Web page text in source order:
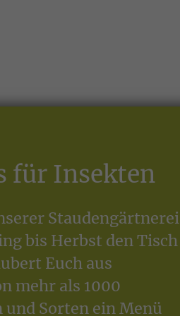
für Insekten
Staudengärtnerei
bis Herbst den Tisch
Euch aus
mehr als 1000
Sorten ein Menü